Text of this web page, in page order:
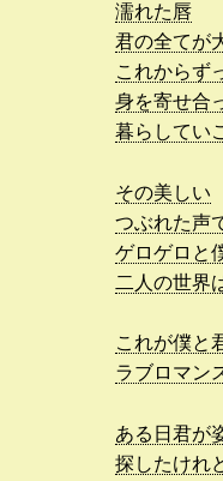
濡れた唇
君の全てが
これからず
身を寄せ合
暮らしてい
その美しい
つぶれた声
ゲロゲロと
二人の世界
これが僕と
ラブロマン
ある日君が
探したけれ